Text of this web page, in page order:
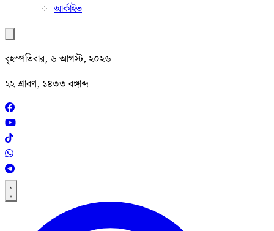
আর্কাইভ
বৃহস্পতিবার, ৬ আগস্ট, ২০২৬
২২ শ্রাবণ, ১৪৩৩ বঙ্গাব্দ